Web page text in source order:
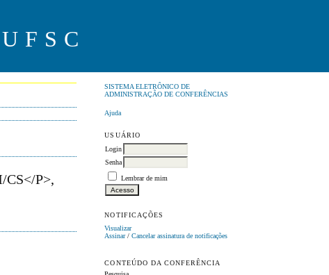
SISTEMA ELETRÔNICO DE
ADMINISTRAÇÃO DE CONFERÊNCIAS
Ajuda
USUÁRIO
Login
Senha
Lembrar de mim
NOTIFICAÇÕES
Visualizar
Assinar/Cancelar assinatura de notificações
CONTEÚDO DA CONFERÊNCIA
CS</P>,